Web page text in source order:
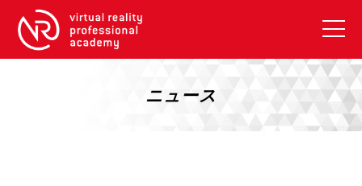
VRアカデミーとは
ニュース